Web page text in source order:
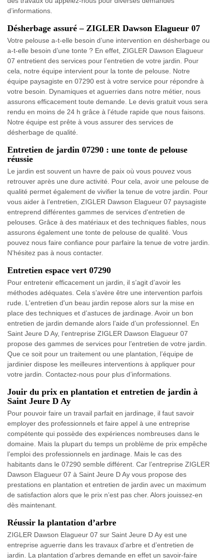
d’informations.
Désherbage assuré – ZIGLER Dawson Elagueur 07
Votre pelouse a-t-elle besoin d’une intervention en désherbage ou
a-t-elle besoin d’une tonte ? En effet, ZIGLER Dawson Elagueur
07 entretient des services pour l’entretien de votre jardin. Pour
cela, notre équipe intervient pour la tonte de pelouse. Notre
équipe paysagiste en 07290 est à votre service pour répondre à
votre besoin. Dynamiques et aguerries dans notre métier, nous
assurons efficacement toute demande. Le devis gratuit vous sera
rendu en moins de 24 h grâce à l’étude rapide que nous faisons.
Notre équipe est prête à vous assurer des services de
désherbage de qualité.
Entretien de jardin 07290 : une tonte de pelouse
réussie
Le jardin est souvent un havre de paix où vous pouvez vous
retrouver après une dure activité. Pour cela, avoir une pelouse de
qualité permet également de vivifier la tenue de votre jardin. Pour
vous aider à l’entretien, ZIGLER Dawson Elagueur 07 paysagiste
entreprend différentes gammes de services d'entretien de
pelouses. Grâce à des matériaux et des techniques fiables, nous
assurons également une tonte de pelouse de qualité. Vous
pouvez nous faire confiance pour parfaire la tenue de votre jardin.
N’hésitez pas à nous contacter.
Entretien espace vert 07290
Pour entretenir efficacement un jardin, il s’agit d’avoir les
méthodes adéquates. Cela s’avère être une intervention parfois
rude. L'entretien d'un beau jardin repose alors sur la mise en
place des techniques et d’astuces de jardinage. Avoir un bon
entretien de jardin demande alors l’aide d’un professionnel. En
Saint Jeure D Ay, l’entreprise ZIGLER Dawson Elagueur 07
propose des gammes de services pour l’entretien de votre jardin.
Que ce soit pour un traitement ou une plantation, l’équipe de
jardinier dispose les meilleures interventions à appliquer pour
votre jardin. Contactez-nous pour plus d’informations.
Jouir du prix en plantation et entretien de jardin à
Saint Jeure D Ay
Pour pouvoir faire un travail parfait en jardinage, il faut savoir
employer des professionnels et faire appel à une entreprise
compétente qui possède des expériences nombreuses dans le
domaine. Mais la plupart du temps un problème de prix empêche
l’emploi des professionnels en jardinage. Mais le cas des
habitants dans le 07290 semble différent. Car l’entreprise ZIGLER
Dawson Elagueur 07 à Saint Jeure D Ay vous propose des
prestations en plantation et entretien de jardin avec un maximum
de satisfaction alors que le prix n’est pas cher. Alors jouissez-en
dès maintenant.
Réussir la plantation d’arbre
ZIGLER Dawson Elagueur 07 sur Saint Jeure D Ay est une
entreprise aguerrie dans les travaux d’arbre et d’entretien de
jardin. La plantation d’arbres demande en effet un savoir-faire